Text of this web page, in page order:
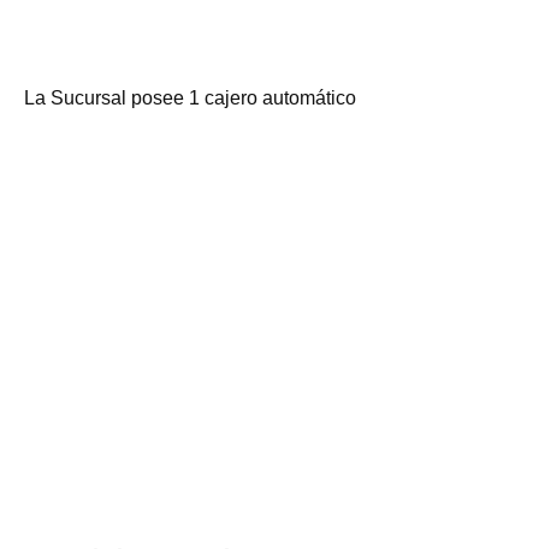
La Sucursal posee 1 cajero automático